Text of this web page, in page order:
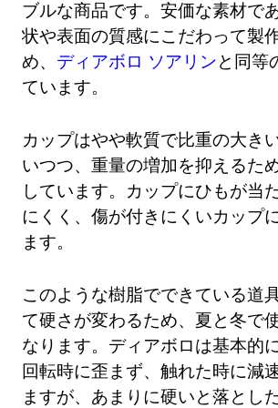
ブルな商品です。安価な素材で
状や表面の質感にこだわって製
め、 ディアボロ ソアリンと同等
ています。
カップはやや軟質で比重の大き
いつつ、重量の増加を抑えるた
しています。カップにひもが当
にくく、傷が付きにくいカップ
ます。
このような樹脂でできている道
て硬さが変わるため、夏と冬で
なります。ディアボロは基本的
回転時に歪まず、触れた時に減
ますが、あまりに硬いと落とし